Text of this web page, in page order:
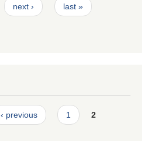
next › last »
‹ previous 1 2